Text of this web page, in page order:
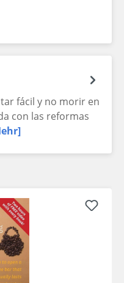
fácil y no morir en
con las reformas